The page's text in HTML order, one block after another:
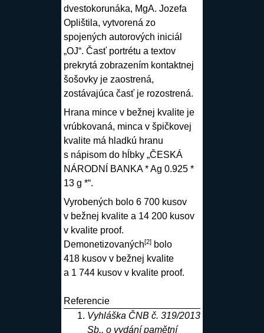
dvestokorunáka, MgA. Jozefa
Oplištila, vytvorená zo
spojených autorových iniciál
„OJ“. Časť portrétu a textov
prekrytá zobrazením kontaktnej
šošovky je zaostrená,
zostávajúca časť je rozostrená.
Hrana mince v bežnej kvalite je
vrúbkovaná, minca v špičkovej
kvalite má hladkú hranu
s nápisom do hĺbky „ČESKÁ
NÁRODNÍ BANKA * Ag 0.925 *
13 g *“.
Vyrobených bolo 6 700 kusov
v bežnej kvalite a 14 200 kusov
v kvalite proof.
Demonetizovaných[2]bolo
418 kusov v bežnej kvalite
a 1 744 kusov v kvalite proof.
Referencie
Vyhláška ČNB č. 319/2013
Sb., o vydání pamětní